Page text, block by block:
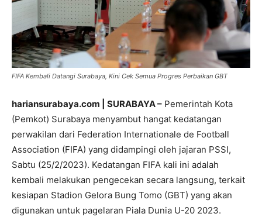
FIFA Kembali Datangi Surabaya, Kini Cek Semua Progres Perbaikan GBT
hariansurabaya.com | SURABAYA – Pemerintah Kota
(Pemkot) Surabaya menyambut hangat kedatangan
perwakilan dari Federation Internationale de Football
Association (FIFA) yang didampingi oleh jajaran PSSI,
Sabtu (25/2/2023). Kedatangan FIFA kali ini adalah
kembali melakukan pengecekan secara langsung, terkait
kesiapan Stadion Gelora Bung Tomo (GBT) yang akan
digunakan untuk pagelaran Piala Dunia U-20 2023.